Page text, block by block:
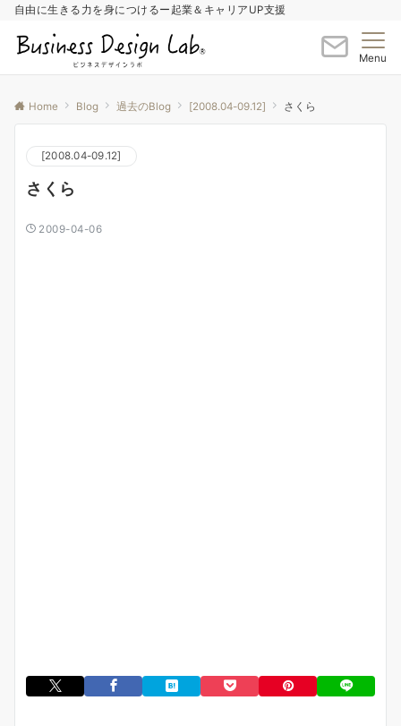
自由に生きる力を身につけるー起業＆キャリアUP支援
Menu
Home Blog 過去のBlog [2008.04-09.12] さくら
[2008.04-09.12]
さくら
2009-04-06